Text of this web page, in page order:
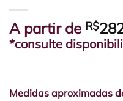
A partir de R$
*consulte
Medidas aproximadas